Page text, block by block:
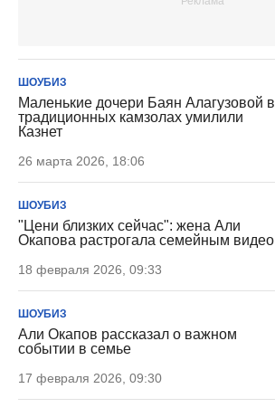
ШОУБИЗ
Маленькие дочери Баян Алагузовой в
традиционных камзолах умилили
Казнет
26 марта 2026, 18:06
ШОУБИЗ
"Цени близких сейчас": жена Али
Окапова растрогала семейным видео
18 февраля 2026, 09:33
ШОУБИЗ
Али Окапов рассказал о важном
событии в семье
17 февраля 2026, 09:30